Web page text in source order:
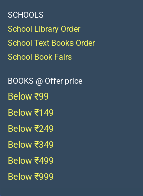
SCHOOLS
School Library Order
School Text Books Order
School Book Fairs
BOOKS @ Offer price
Below ₹99
Below ₹149
Below ₹249
Below ₹349
Below ₹499
Below ₹999